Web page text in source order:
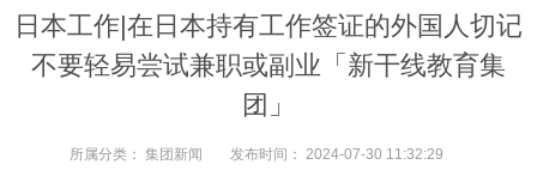
日本工作|在日本持有工作签证的外国人切记
不要轻易尝试兼职或副业「新干线教育集
团」
所属分类： 集团新闻 发布时间： 2024-07-30 11:32:29